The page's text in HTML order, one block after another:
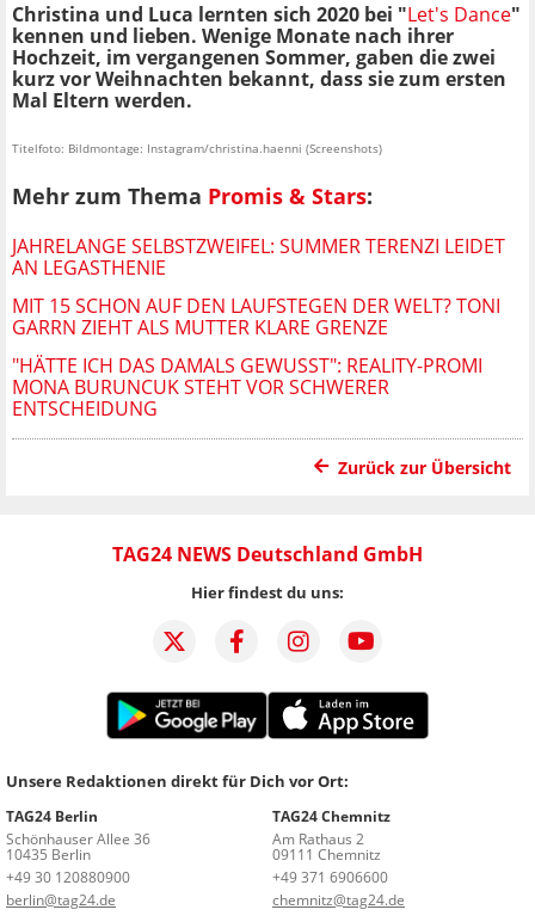
Christina und Luca lernten sich 2020 bei "Let's Dance"
kennen und lieben. Wenige Monate nach ihrer
Hochzeit, im vergangenen Sommer, gaben die zwei
kurz vor Weihnachten bekannt, dass sie zum ersten
Mal Eltern werden.
Titelfoto: Bildmontage: Instagram/christina.haenni (Screenshots)
Mehr zum Thema Promis & Stars:
JAHRELANGE SELBSTZWEIFEL: SUMMER TERENZI LEIDET
AN LEGASTHENIE
MIT 15 SCHON AUF DEN LAUFSTEGEN DER WELT? TONI
GARRN ZIEHT ALS MUTTER KLARE GRENZE
"HÄTTE ICH DAS DAMALS GEWUSST": REALITY-PROMI
MONA BURUNCUK STEHT VOR SCHWERER
ENTSCHEIDUNG
Zurück zur Übersicht
TAG24 NEWS Deutschland GmbH
Hier findest du uns:
Unsere Redaktionen direkt für Dich vor Ort:
TAG24 Berlin
Schönhauser Allee 36
10435 Berlin
+49 30 120880900
berlin@tag24.de
TAG24 Chemnitz
Am Rathaus 2
09111 Chemnitz
+49 371 6906600
chemnitz@tag24.de